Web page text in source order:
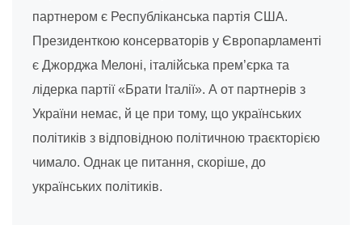
партнером є Республіканська партія США.
Президенткою консерваторів у Європарламенті
є Джорджа Мелоні, італійська прем’єрка та
лідерка партії «Брати Італії». А от партнерів з
України немає, й це при тому, що українських
політиків з відповідною політичною траєкторією
чимало. Однак це питання, скоріше, до
українських політиків.